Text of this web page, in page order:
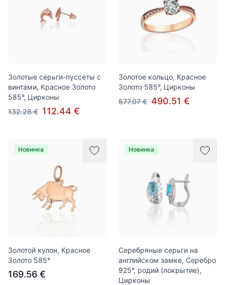
Золотые серьги-пуссеты с
винтами, Красное Золото
585°, Цирконы
132.28 € 112.44 €
Золотое кольцо, Красное
Золото 585°, Цирконы
577.07 € 490.51 €
Новинка
Золотой кулон, Красное
Золото 585°
169.56 €
Новинка
Серебряные серьги на
английском замке, Серебро
925°, родий (покрытие),
Цирконы